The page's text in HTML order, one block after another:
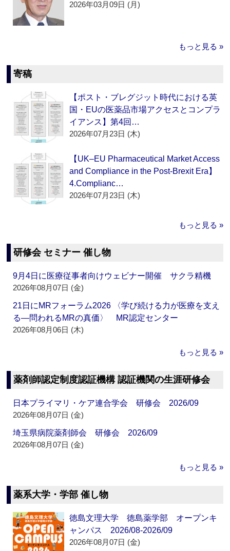
2026年03月09日 (月)
もっと見る »
寄稿
【ポスト・ブレグジット時代における英
国・EUの医薬品市場アクセスとコンプラ
イアンス】第4回…
2026年07月23日 (木)
【UK–EU Pharmaceutical Market Access
and Compliance in the Post-Brexit Era】
4.Complianc…
2026年07月23日 (木)
もっと見る »
研修会 セミナー 催し物
9月4日に医療従事者向けウェビナー開催 サクラ精機
2026年08月07日 (金)
21日にMRフォーラム2026 〈学び続ける力が医療を支え
る―問われるMRの真価〉 MR認定センター
2026年08月06日 (木)
もっと見る »
薬剤師認定制度認証機構 認証機関の生涯研修会
日本プライマリ・ケア連合学会 研修会 2026/09
2026年08月07日 (金)
埼玉県病院薬剤師会 研修会 2026/09
2026年08月07日 (金)
もっと見る »
薬系大学・学部 催し物
徳島文理大学 徳島薬学部 オープンキ
ャンパス 2026/08-2026/09
2026年08月07日 (金)